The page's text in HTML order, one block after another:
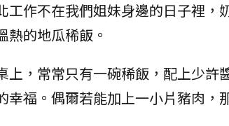
工作不在我們姐妹身邊的日子裡
熱的地瓜稀飯。
上，常常只有一碗稀飯，配上少
幸福。偶爾若能加上一小片豬肉，